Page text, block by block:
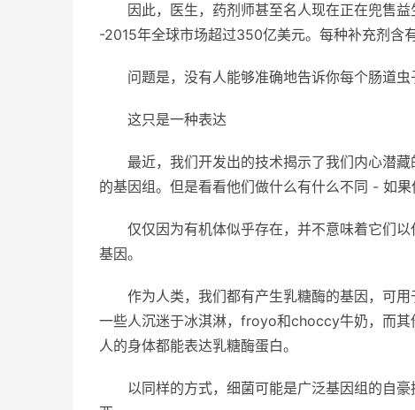
因此，医生，药剂师甚至名人现在正在兜售
-2015年全球市场超过350亿美元。每种补充剂含
问题是，没有人能够准确地告诉你每个肠道虫
这只是一种表达
最近，我们开发出的技术揭示了我们内心潜
的基因组。但是看看他们做什么有什么不同 - 如果
仅仅因为有机体似乎存在，并不意味着它们
基因。
作为人类，我们都有产生乳糖酶的基因，可
一些人沉迷于冰淇淋，froyo和choccy牛奶，而
人的身体都能表达乳糖酶蛋白。
以同样的方式，细菌可能是广泛基因组的自